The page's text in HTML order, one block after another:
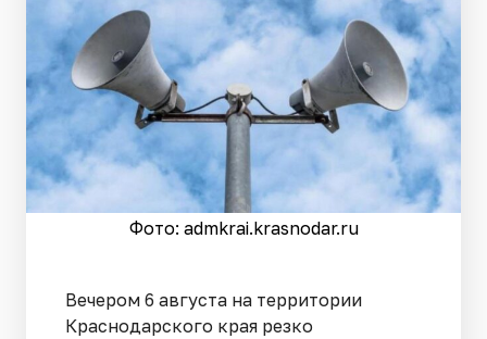
Фото: admkrai.krasnodar.ru
Вечером 6 августа на территории
Краснодарского края резко